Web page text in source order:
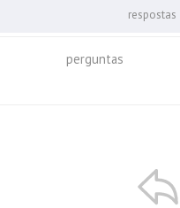
respostas
perguntas